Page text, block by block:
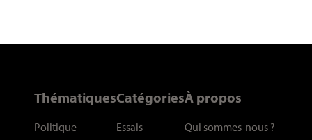
Thématiques
Politique
Catégories
Essais
À propos
Qui sommes-nous ?